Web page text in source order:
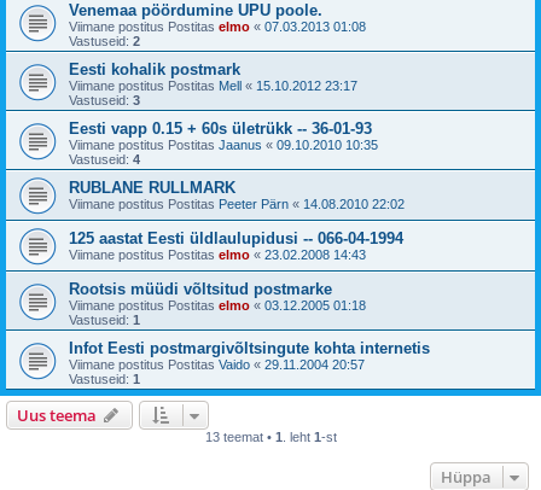
Venemaa pöördumine UPU poole.
Viimane postitus Postitas elmo « 07.03.2013 01:08
Vastuseid: 2
Eesti kohalik postmark
Viimane postitus Postitas Mell « 15.10.2012 23:17
Vastuseid: 3
Eesti vapp 0.15 + 60s ületrükk -- 36-01-93
Viimane postitus Postitas Jaanus « 09.10.2010 10:35
Vastuseid: 4
RUBLANE RULLMARK
Viimane postitus Postitas Peeter Pärn « 14.08.2010 22:02
125 aastat Eesti üldlaulupidusi -- 066-04-1994
Viimane postitus Postitas elmo « 23.02.2008 14:43
Rootsis müüdi võltsitud postmarke
Viimane postitus Postitas elmo « 03.12.2005 01:18
Vastuseid: 1
Infot Eesti postmargivõltsingute kohta internetis
Viimane postitus Postitas Vaido « 29.11.2004 20:57
Vastuseid: 1
Uus teema
13 teemat • 1 . leht 1-st
Hüppa